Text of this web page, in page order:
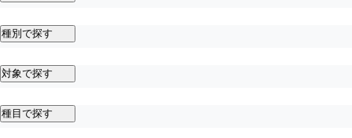
種別で探す
対象で探す
種目で探す